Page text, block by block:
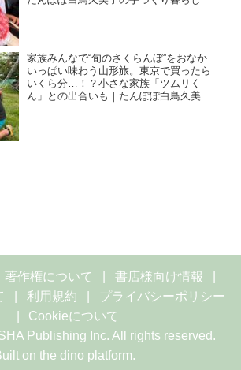
家族みんなで“旬のさくらんぼ”をおなか
いっぱい味わう山形旅。東京で買ったら
いくら分…！？小さな家族「ツムリく
ん」との出合いも｜たんぽぽ白鳥久美子
著作権について
書店様向け情報
利用規約
プライバシーポリシー
Cookieについて
Publishing Inc. All rights reserved.
on the dino platform.